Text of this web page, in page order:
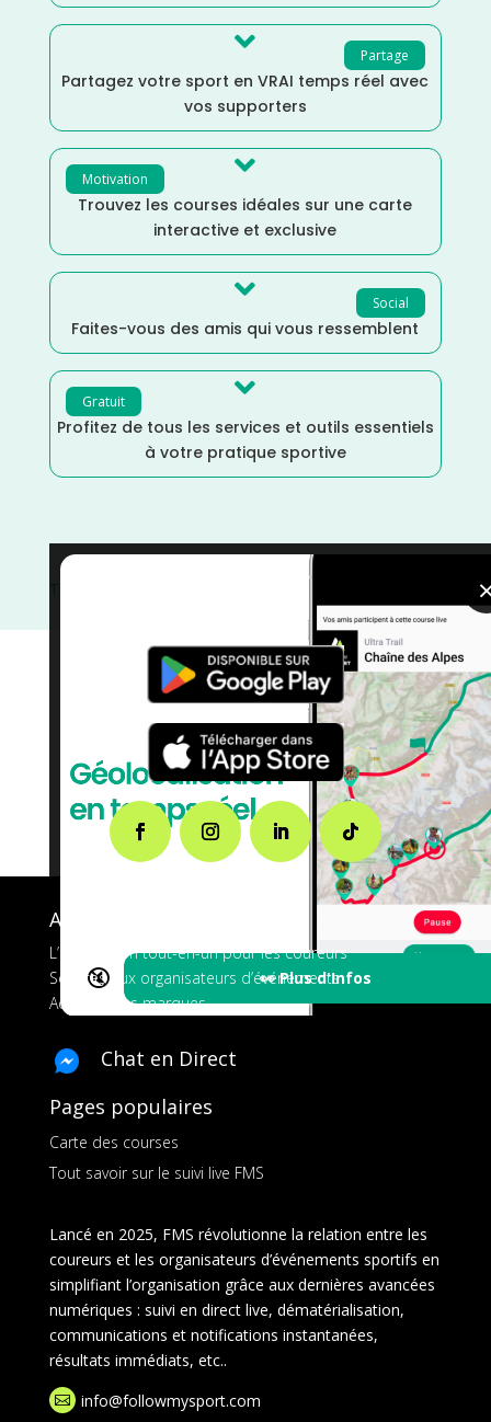
Partage

Partagez votre sport en VRAI temps réel avec
vos supporters
Motivation 
Trouvez les courses idéales sur une carte
interactive et exclusive
Social

Faites-vous des amis qui vous ressemblent
Gratuit 
Profitez de tous les services et outils essentiels
à votre pratique sportive
🔇 👀 Plus d'Infos
Trail
Distance Faible/courses
A propos de FMS
L’application tout-en-un pour les coureurs
Services aux organisateurs d’événements
Ads pour les marques
Chat en Direct
Pages populaires
Carte des courses
Tout savoir sur le suivi live FMS
Lancé en 2025, FMS révolutionne la relation entre les
coureurs et les organisateurs d’événements sportifs en
simplifiant l’organisation grâce aux dernières avancées
numériques : suivi en direct live, dématérialisation,
communications et notifications instantanées,
résultats immédiats, etc..
 info@followmysport.com